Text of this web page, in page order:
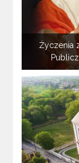
Życzenia